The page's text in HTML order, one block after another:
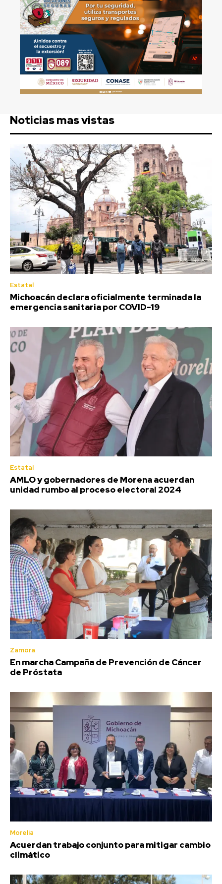
Noticias mas vistas
Estatal
Michoacán declara oficialmente terminada la
emergencia sanitaria por COVID-19
Estatal
AMLO y gobernadores de Morena acuerdan
unidad rumbo al proceso electoral 2024
Zamora
En marcha Campaña de Prevención de Cáncer
de Próstata
Morelia
Acuerdan trabajo conjunto para mitigar cambio
climático